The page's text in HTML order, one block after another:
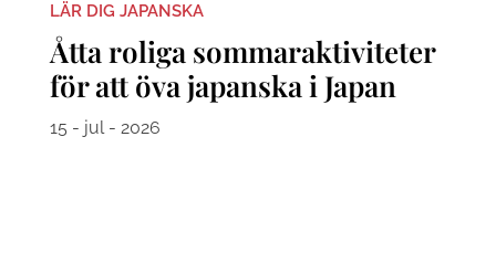
LÄR DIG JAPANSKA
Åtta roliga sommaraktiviteter
för att öva japanska i Japan
15 - jul - 2026